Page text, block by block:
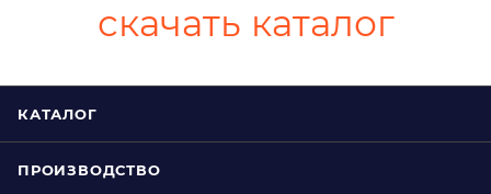
скачать каталог
КАТАЛОГ
ПРОИЗВОДСТВО